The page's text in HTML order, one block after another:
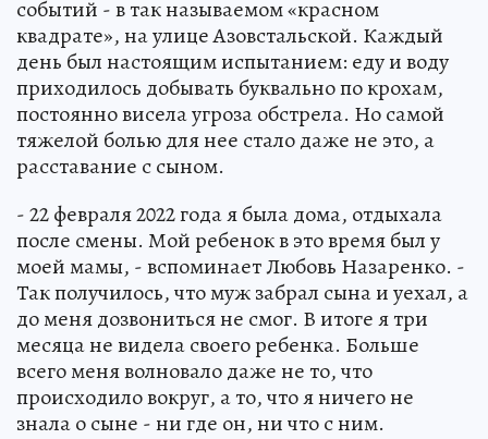
событий - в так называемом «красном
квадрате», на улице Азовстальской. Каждый
день был настоящим испытанием: еду и воду
приходилось добывать буквально по крохам,
постоянно висела угроза обстрела. Но самой
тяжелой болью для нее стало даже не это, а
расставание с сыном.
- 22 февраля 2022 года я была дома, отдыхала
после смены. Мой ребенок в это время был у
моей мамы, - вспоминает Любовь Назаренко. -
Так получилось, что муж забрал сына и уехал, а
до меня дозвониться не смог. В итоге я три
месяца не видела своего ребенка. Больше
всего меня волновало даже не то, что
происходило вокруг, а то, что я ничего не
знала о сыне - ни где он, ни что с ним.